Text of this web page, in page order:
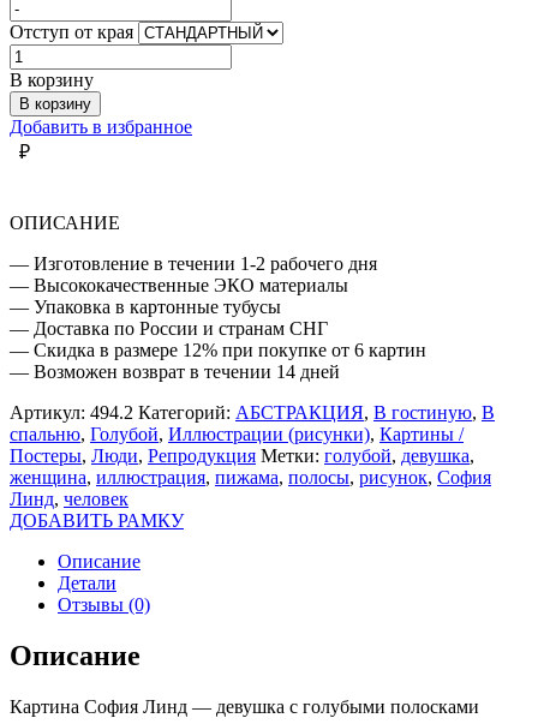
Отступ от края
Количество
товара
СОФИЯ
ЛИНД
-
ДЕВУШКА
ПОЛОСКАМИ
В корзину
В корзину
Добавить в избранное
₽
ОПИСАНИЕ
— Изготовление в течении 1-2 рабочего дня
— Высококачественные ЭКО материалы
— Упаковка в картонные тубусы
— Доставка по России и странам СНГ
— Скидка в размере 12% при покупке от 6 картин
— Возможен возврат в течении 14 дней
Артикул: 494.2 Категорий: АБСТРАКЦИЯ, В гостиную, В
спальню, Голубой, Иллюстрации (рисунки), Картины /
Постеры, Люди, Репродукция Метки: голубой, девушка,
женщина, иллюстрация, пижама, полосы, рисунок, София
Линд, человек
ДОБАВИТЬ РАМКУ
Описание
Детали
Отзывы (0)
Описание
Картина София Линд — девушка с голубыми полосками